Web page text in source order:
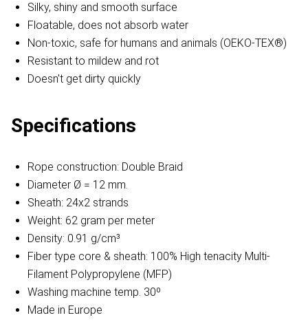
Silky, shiny and smooth surface
Floatable, does not absorb water
Non-toxic, safe for humans and animals (OEKO-TEX®)
Resistant to mildew and rot
Doesn't get dirty quickly
Specifications
Rope construction: Double Braid
Diameter Ø = 12 mm.
Sheath: 24x2 strands
Weight: 62 gram per meter
Density: 0.91 g/cm³
Fiber type core & sheath: 100% High tenacity Multi-
Filament Polypropylene (MFP)
Washing machine temp. 30º
Made in Europe